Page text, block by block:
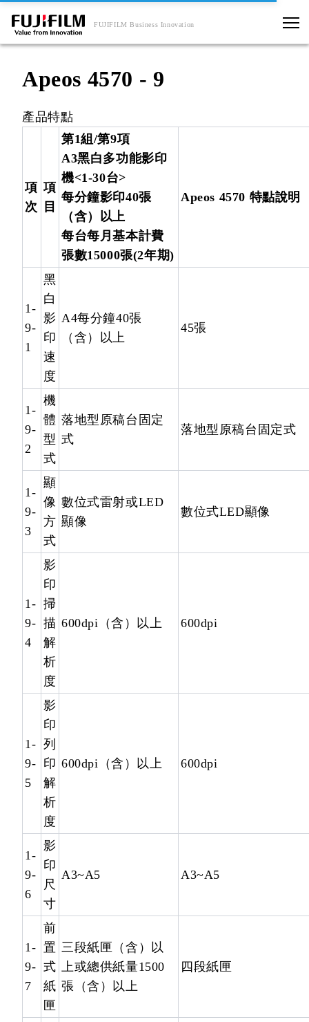
FUJIFILM Business Innovation
Apeos 4570 - 9
產品特點
項
次
項
目
第1組/第9項
A3黑白多功能影印
機<1-30台>
每分鐘影印40張
（含）以上
每台每月基本計費
張數15000張(2年期)
Apeos 4570 特點說明
1-
9-
1
黑
白
影
印
速
度
A4每分鐘40張
（含）以上
45張
1-
9-
2
機
體
型
式
落地型原稿台固定
式
落地型原稿台固定式
1-
9-
3
顯
像
方
式
數位式雷射或LED
顯像
數位式LED顯像
1-
9-
4
影
印
掃
描
解
析
度
600dpi（含）以上 600dpi
1-
9-
5
影
印
列
印
解
析
度
600dpi（含）以上 600dpi
1-
9-
6
影
印
尺
寸
A3~A5 A3~A5
1-
9-
7
前
置
式
紙
匣
三段紙匣（含）以
上或總供紙量1500
張（含）以上
四段紙匣